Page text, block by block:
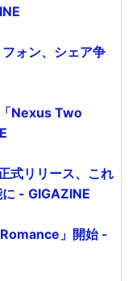
ォン、シェア争
Nexus Two
リリース、これ
- GIGAZINE
」開始 -